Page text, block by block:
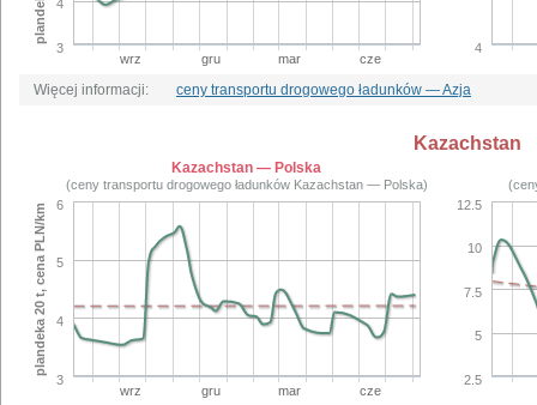
wrz gru mar cze
3
4
4
Więcej informacji: ceny transportu drogowego ładunków — Azja
Kazachstan
Kazachstan — Polska
(ceny transportu drogowego ładunków Kazachstan — Polska)
wrz gru mar cze
3
4
5
6
plandeka 20 t, cena PLN/km
2.5
5
7.5
10
12.5